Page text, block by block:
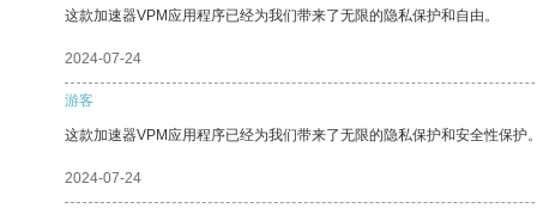
这款加速器VPM应用程序已经为我们带来了无限的隐私保护和自由。
2024-07-24
游客
这款加速器VPM应用程序已经为我们带来了无限的隐私保护和安全性保护
2024-07-24